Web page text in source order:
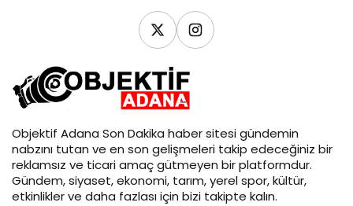
Objektif Adana Son Dakika haber sitesi gündemin
nabzını tutan ve en son gelişmeleri takip edeceğiniz bir
reklamsız ve ticari amaç gütmeyen bir platformdur.
Gündem, siyaset, ekonomi, tarım, yerel spor, kültür,
etkinlikler ve daha fazlası için bizi takipte kalın.